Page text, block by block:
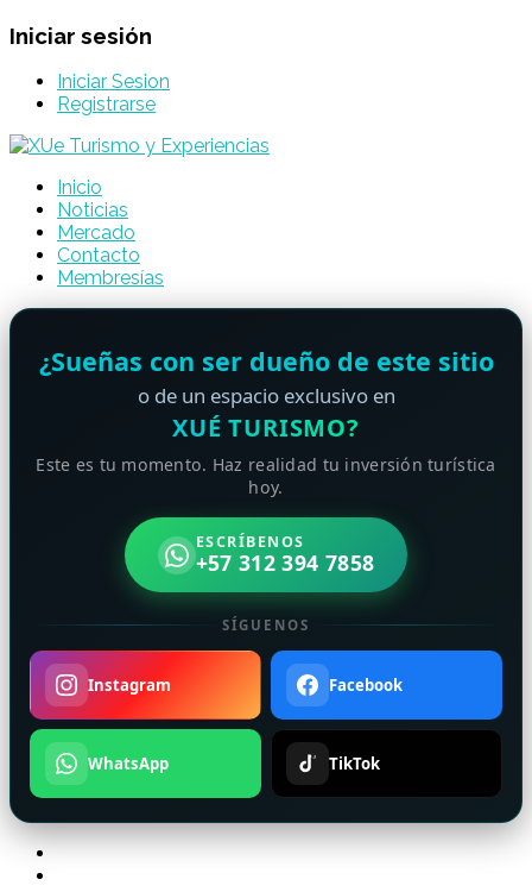
Iniciar sesión
Iniciar Sesion
Registrarse
Inicio
Noticias
Mercado
Contacto
Membresías
¿Sueñas con ser dueño de este sitio
o de un espacio exclusivo en
XUÉ TURISMO?
Este es tu momento. Haz realidad tu inversión turística
hoy.
ESCRÍBENOS
+57 312 394 7858
SÍGUENOS
Instagram Facebook
WhatsApp TikTok